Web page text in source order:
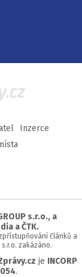
Inzerce
s.r.o., a
a ČTK.
článků a
s.r.o. zakázáno.
je INCORP
.